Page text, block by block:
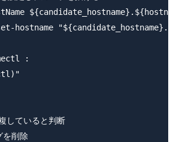
hostname
:
していると判断
削除